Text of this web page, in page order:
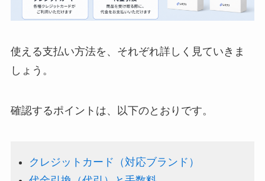
使える支払い方法を、それぞれ詳しく見ていきま
しょう。
確認するポイントは、以下のとおりです。
クレジットカード（対応ブランド）